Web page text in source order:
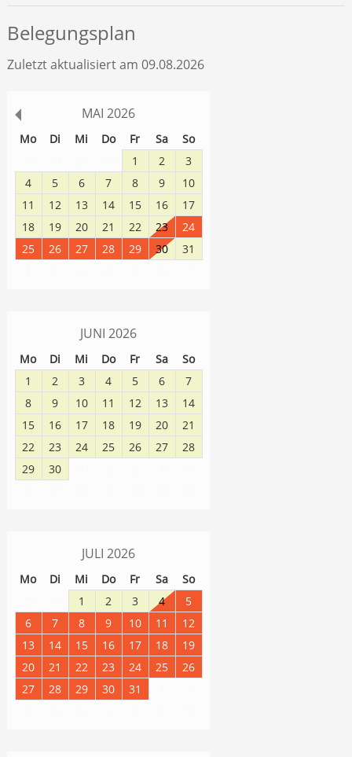
Belegungsplan
Zuletzt aktualisiert am 09.08.2026
MAI 2026
Mo Di Mi Do Fr Sa
So
1 2
3
4
5 6 7 8 9
10
11
12 13 14 15 16
17
18
19 20 21 22 23
24
25
26 27 28 29 30
31
JUNI 2026
Mo Di Mi Do Fr Sa
So
1
2 3 4 5 6
7
8
9 10 11 12 13
14
15
16 17 18 19 20
21
22
23 24 25 26 27
28
29
30
JULI 2026
Mo Di Mi Do Fr Sa
So
1 2 3 4
5
6
7 8 9 10 11
12
13
14 15 16 17 18
19
20
21 22 23 24 25
26
27
28 29 30 31